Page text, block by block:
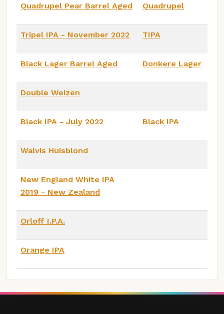
Quadrupel Pear Barrel Aged Quadrupel
Tripel IPA - November 2022 TIPA
Black Lager Barrel Aged Donkere Lager
Double Weizen
Black IPA - July 2022 Black IPA
Walvis Huisblond
New England White IPA
2019 - New Zealand
Orloff I.P.A.
Orange IPA